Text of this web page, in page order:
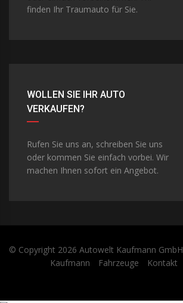
finden Ihr Traumauto für Sie.
WOLLEN SIE IHR AUTO
VERKAUFEN?
Rufen Sie uns an, schreiben Sie uns
oder kommen Sie einfach vorbei. Wir
machen Ihnen sofort ein Angebot.
© Copyright 2026 Autowelt Kaufmann GmbH
Kaufmann
Fahrzeuge Kontakt